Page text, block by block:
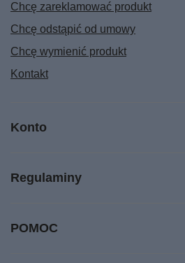
Chcę zareklamować produkt
Chcę odstąpić od umowy
Chcę wymienić produkt
Kontakt
Konto
Regulaminy
POMOC